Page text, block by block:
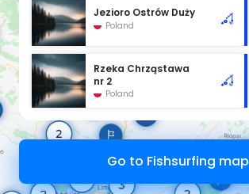
Jezioro Ostrów Duży
Poland
Rzeka Chrząstawa
nr 2
Poland
Go to Fishsurfing map